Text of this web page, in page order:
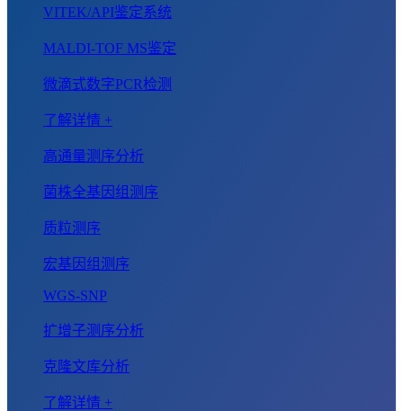
VITEK/API鉴定系统
MALDI-TOF MS鉴定
微滴式数字PCR检测
了解详情 +
高通量测序分析
菌株全基因组测序
质粒测序
宏基因组测序
WGS-SNP
扩增子测序分析
克隆文库分析
了解详情 +